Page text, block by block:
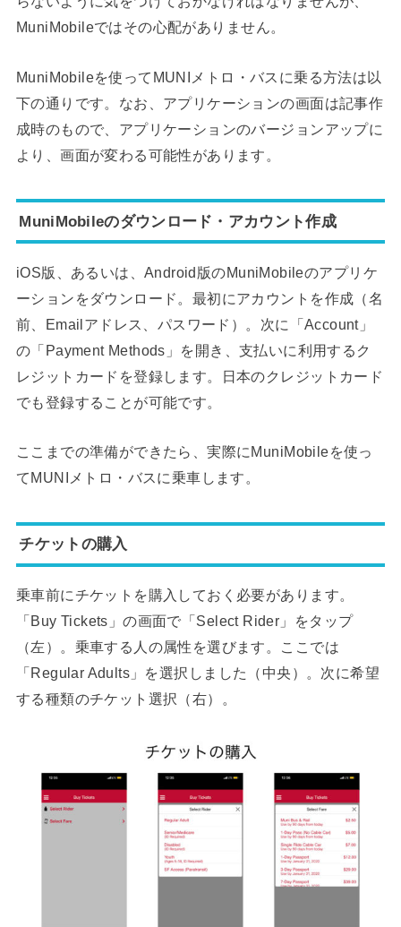
MuniMobileではその心配がありません。
MuniMobileを使ってMUNIメトロ・バスに乗る方法は以
下の通りです。なお、アプリケーションの画面は記事作
成時のもので、アプリケーションのバージョンアップに
より、画面が変わる可能性があります。
MuniMobileのダウンロード・アカウント作成
iOS版、あるいは、Android版のMuniMobileのアプリケ
ーションをダウンロード。最初にアカウントを作成（名
前、Emailアドレス、パスワード）。次に「Account」
の「Payment Methods」を開き、支払いに利用するク
レジットカードを登録します。日本のクレジットカード
でも登録することが可能です。
ここまでの準備ができたら、実際にMuniMobileを使っ
てMUNIメトロ・バスに乗車します。
チケットの購入
乗車前にチケットを購入しておく必要があります。
「Buy Tickets」の画面で「Select Rider」をタップ
（左）。乗車する人の属性を選びます。ここでは
「Regular Adults」を選択しました（中央）。次に希望
する種類のチケット選択（右）。